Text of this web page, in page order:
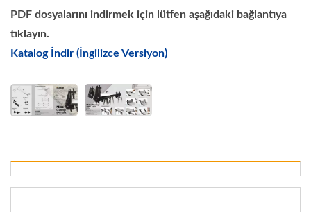
PDF dosyalarını indirmek için lütfen aşağıdaki bağlantıya
tıklayın.
Katalog İndir (İngilizce Versiyon)